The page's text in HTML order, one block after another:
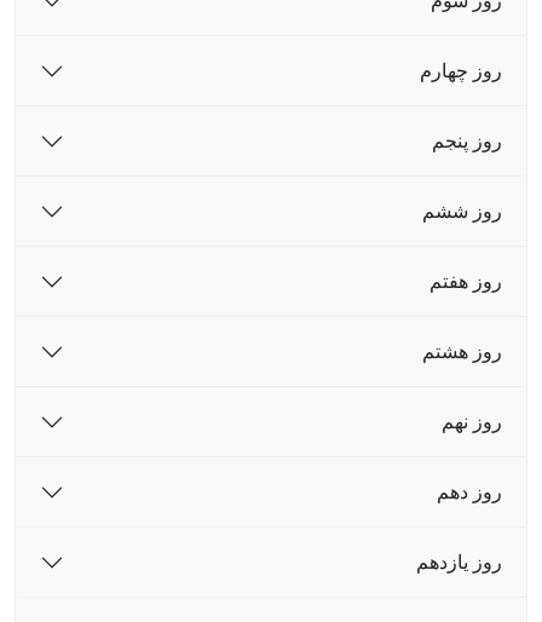
روز چهارم
روز پنجم
روز ششم
روز هفتم
روز هشتم
روز نهم
روز دهم
روز یازدهم